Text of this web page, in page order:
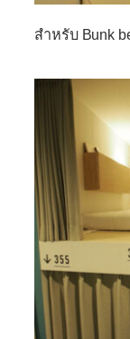
สำหรับ Bunk